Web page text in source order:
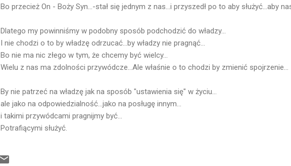
Bo przecież On - Boży Syn...-stał się jednym z nas...i przyszedł po to aby służyć...aby
Dlatego my powinniśmy w podobny sposób podchodzić do władzy...
I nie chodzi o to by władzę odrzucać...by władzy nie pragnąć...
Bo nie ma nic złego w tym, że chcemy być wielcy...
Wielu z nas ma zdolności przywódcze...Ale właśnie o to chodzi by zmienić spojrzenie...
By nie patrzeć na władzę jak na sposób "ustawienia się" w życiu...
ale jako na odpowiedzialność...jako na posługę innym...
i takimi przywódcami pragnijmy być...
Potrafiącymi służyć.